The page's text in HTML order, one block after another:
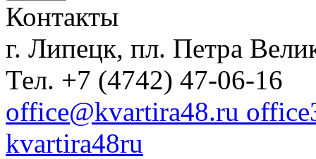
Контакты
г. Липецк, пл. Петра
Тел. +7 (4742) 47-06-16
office@kvartira48.ru
kvartira48ru